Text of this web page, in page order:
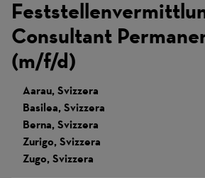
Consultant
(m/f/d)
Aarau, Svizzera
Basilea, Svizzera
Berna, Svizzera
Zurigo, Svizzera
Zugo, Svizzera